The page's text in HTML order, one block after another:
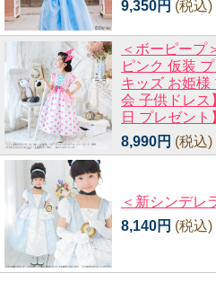
9,350円 (税込)
＜ボーピープ
ピンク 仮装
キッズ お姫様
会 子供ドレス
日 プレゼント
8,990円 (税込)
＜新シンデレ
8,140円 (税込)